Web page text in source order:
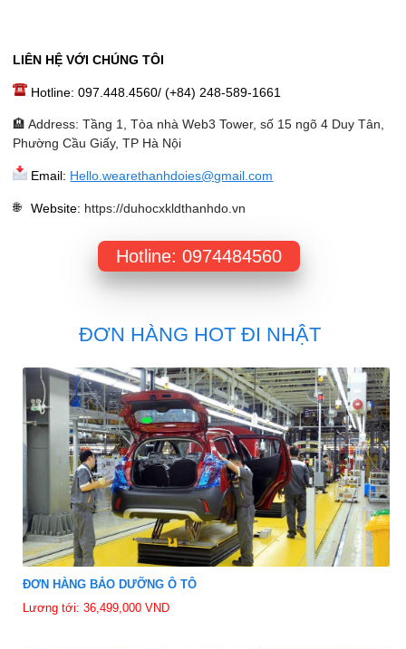
LIÊN HỆ VỚI CHÚNG TÔI
Hotline: 097.448.4560/ (+84) 248-589-1661
🏨 Address: Tầng 1, Tòa nhà Web3 Tower, số 15 ngõ 4 Duy Tân,
Phường Cầu Giấy, TP Hà Nội
Email: Hello.wearethanhdoies@gmail.com
Website: https://duhocxkldthanhdo.vn
Hotline: 0974484560
ĐƠN HÀNG HOT ĐI NHẬT
ĐƠN HÀNG BẢO DƯỠNG Ô TÔ
Lương tới: 36,499,000 VND